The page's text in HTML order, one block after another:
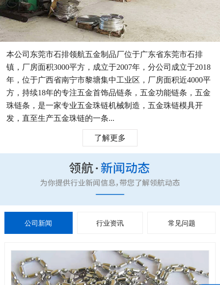
本公司东莞市石排领航五金制品厂位于广东省东莞市石排
镇，厂房面积3000平方，成立于2007年，分公司成立于2018
年，位于广西省南宁市黎塘集中工业区，厂房面积近4000平
方，持续18年的专注五金首饰品链条，五金功能链条，五金
珠链条，是一家专业五金珠链机械制造，五金珠链模具开
发，直至生产五金珠链的一条...
了解更多
公司新闻 行业资讯 常见问题